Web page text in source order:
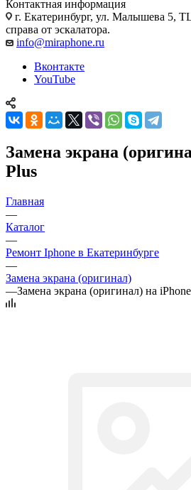
Контактная информация
г. Екатеринбург, ул. Малышева 5,
справа от эскалатора.
info@miraphone.ru
Вконтакте
YouTube
Замена экрана
Plus
Главная
—
Каталог
—
Ремонт Iphone в Екатеринбурге
—
Замена экрана (оригинал)
—Замена экрана (оригинал) на